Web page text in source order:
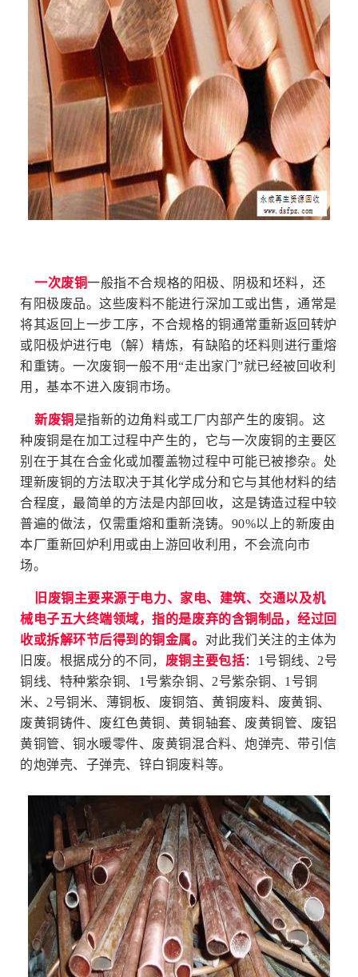
一次废铜一般指不合规格的阳极、阴极和坯料，还
有阳极废品。这些废料不能进行深加工或出售，通常是
将其返回上一步工序，不合规格的铜通常重新返回转炉
或阳极炉进行电（解）精炼，有缺陷的坯料则进行重熔
和重铸。一次废铜一般不用“走出家门”就已经被回收利
用，基本不进入废铜市场。
新废铜 是指新的边角料或工厂内部产生的废铜。这
种废铜是在加工过程中产生的，它与一次废铜的主要区
别在于其在合金化或加覆盖物过程中可能已被掺杂。处
理新废铜的方法取决于其化学成分和它与其他材料的结
合程度，最简单的方法是内部回收，这是铸造过程中较
普遍的做法，仅需重熔和重新浇铸。90%以上的新废由
本厂重新回炉利用或由上游回收利用，不会流向市
场。
旧废铜主要来源于电力、家电、建筑、交通以及机
械电子五大终端领域，指的是废弃的含铜制品，经过回
收或拆解环节后得到的铜金属。 对此我们关注的主体为
旧废。根据成分的不同， 废铜主要包括：1号铜线、 2号
铜线、特种紫杂铜、1号紫杂铜、2号紫杂铜、1号铜
米、2号铜米、薄铜板、废铜箔、黄铜废料、废黄铜、
废黄铜铸件、废红色黄铜、黄铜轴套、废黄铜管、废铝
黄铜管、铜水暖零件、废黄铜混合料、炮弹壳、带引信
的炮弹壳、子弹壳、锌白铜废料等。